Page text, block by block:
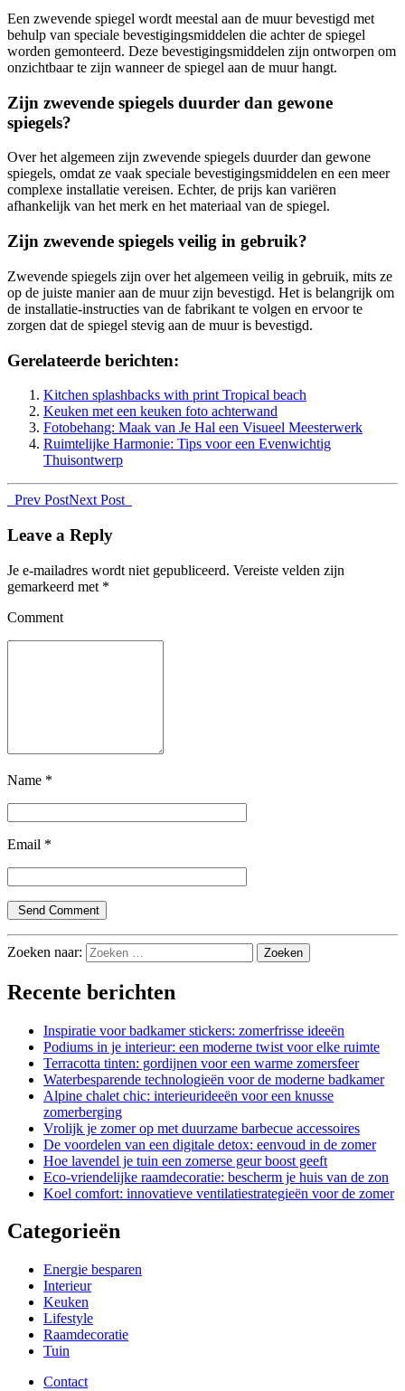
Een zwevende spiegel wordt meestal aan de muur bevestigd met
behulp van speciale bevestigingsmiddelen die achter de spiegel
worden gemonteerd. Deze bevestigingsmiddelen zijn ontworpen om
onzichtbaar te zijn wanneer de spiegel aan de muur hangt.
Zijn zwevende spiegels duurder dan gewone
spiegels?
Over het algemeen zijn zwevende spiegels duurder dan gewone
spiegels, omdat ze vaak speciale bevestigingsmiddelen en een meer
complexe installatie vereisen. Echter, de prijs kan variëren
afhankelijk van het merk en het materiaal van de spiegel.
Zijn zwevende spiegels veilig in gebruik?
Zwevende spiegels zijn over het algemeen veilig in gebruik, mits ze
op de juiste manier aan de muur zijn bevestigd. Het is belangrijk om
de installatie-instructies van de fabrikant te volgen en ervoor te
zorgen dat de spiegel stevig aan de muur is bevestigd.
Gerelateerde berichten:
Kitchen splashbacks with print Tropical beach
Keuken met een keuken foto achterwand
Fotobehang: Maak van Je Hal een Visueel Meesterwerk
Ruimtelijke Harmonie: Tips voor een Evenwichtig
Thuisontwerp
Prev PostNext Post
Leave a Reply
Je e-mailadres wordt niet gepubliceerd. Vereiste velden zijn
gemarkeerd met *
Comment
Name *
Email *
Zoeken naar:
Recente berichten
Inspiratie voor badkamer stickers: zomerfrisse ideeën
Podiums in je interieur: een moderne twist voor elke ruimte
Terracotta tinten: gordijnen voor een warme zomersfeer
Waterbesparende technologieën voor de moderne badkamer
Alpine chalet chic: interieurideeën voor een knusse
zomerberging
Vrolijk je zomer op met duurzame barbecue accessoires
De voordelen van een digitale detox: eenvoud in de zomer
Hoe lavendel je tuin een zomerse geur boost geeft
Eco-vriendelijke raamdecoratie: bescherm je huis van de zon
Koel comfort: innovatieve ventilatiestrategieën voor de zomer
Categorieën
Energie besparen
Interieur
Keuken
Lifestyle
Raamdecoratie
Tuin
Contact